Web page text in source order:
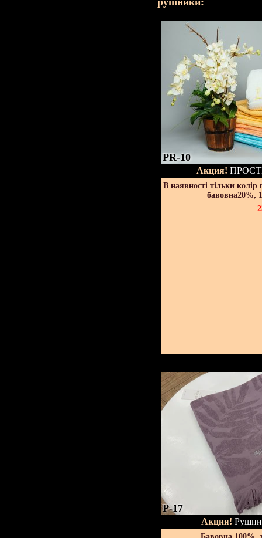
PR-10
Акция!
В наявності тільки
бавовна20%,
P-17
Акция!